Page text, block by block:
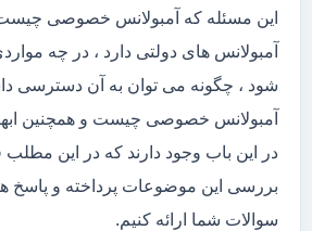
این مسئله که آمبولانس خصوصی چیست
آمبولانس های دولتی دارد ، در چه
شود ، چگونه می توان به آن دسترسی
آمبولانس خصوصی چیست و همچنین
در این باب وجود دارند که در این مطلب
بررسی این موضوعات پرداخته و پاسخ
سوالات شما ارائه کنیم.